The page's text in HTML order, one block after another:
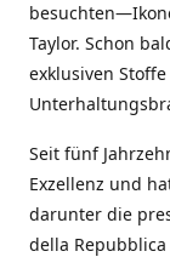
Taylor. Schon
exklusiven
Seit fünf
Exzellenz und
darunter die
della